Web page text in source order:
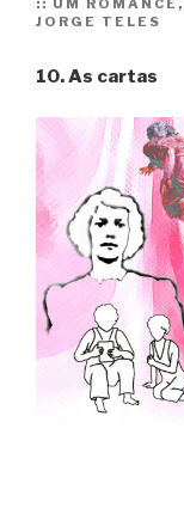
:: UM
JORGE TELES
10. As cartas